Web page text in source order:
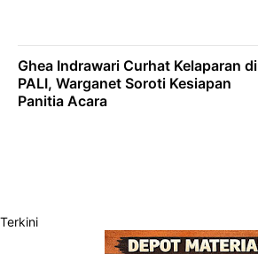
Ghea Indrawari Curhat Kelaparan di
PALI, Warganet Soroti Kesiapan
Panitia Acara
Terkini